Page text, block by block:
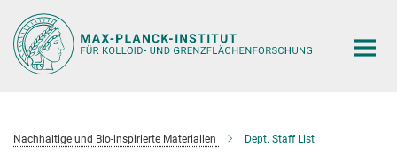
Hauptinhalt
Nachhaltige und Bio-inspirierte Materialien Dept. Staff List